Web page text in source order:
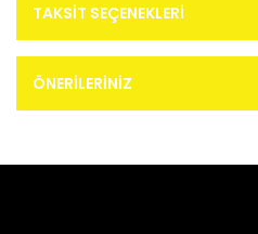
TAKSIT SEÇENEKLERI
ÖNERILERINIZ